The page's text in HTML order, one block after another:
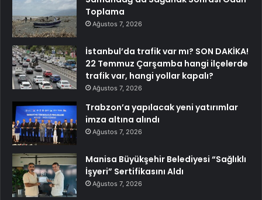
Toplama
Ağustos 7, 2026
İstanbul’da trafik var mı? SON DAKİKA!
22 Temmuz Çarşamba hangi ilçelerde
trafik var, hangi yollar kapalı?
Ağustos 7, 2026
Trabzon’a yapılacak yeni yatırımlar
imza altına alındı
Ağustos 7, 2026
Manisa Büyükşehir Belediyesi “Sağlıklı
İşyeri” Sertifikasını Aldı
Ağustos 7, 2026